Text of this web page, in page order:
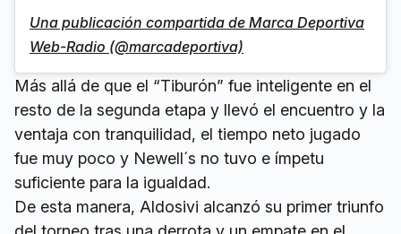
Una publicación compartida de Marca Deportiva
Web-Radio (@marcadeportiva)
Más allá de que el “Tiburón” fue inteligente en el
resto de la segunda etapa y llevó el encuentro y la
ventaja con tranquilidad, el tiempo neto jugado
fue muy poco y Newell´s no tuvo e ímpetu
suficiente para la igualdad.
De esta manera, Aldosivi alcanzó su primer triunfo